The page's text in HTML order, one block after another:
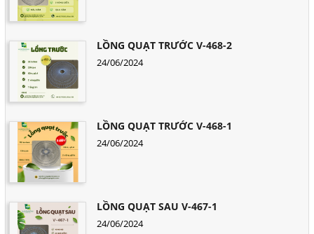
LỒNG QUẠT TRƯỚC V-468-2
24/06/2024
LỒNG QUẠT TRƯỚC V-468-1
24/06/2024
LỒNG QUẠT SAU V-467-1
24/06/2024